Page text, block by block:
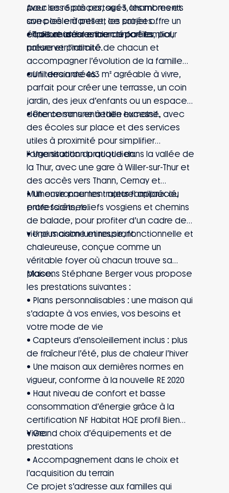
Avec ses 5 pièces, ses 3 chambres et
son poêle à pellet, ce projet offre un
équilibre idéal entre confort familial,
nature et praticité.
pour les repas partagés, les moments
avec les enfants et les soirées
chaleureuses autour du poêle.
• Trois chambres bien réparties, pour
préserver l’intimité de chacun et
accompagner l’évolution de la famille
au fil des années.
• Un terrain de 463 m² agréable à vivre,
parfait pour créer une terrasse, un coin
jardin, des jeux d’enfants ou un espace
détente sans entretien excessif.
• Une commune à taille humaine, avec
des écoles sur place et des services
utiles à proximité pour simplifier
l’organisation du quotidien.
• Une situation pratique dans la vallée de
la Thur, avec une gare à Willer-sur-Thur et
des accès vers Thann, Cernay et
Mulhouse pour les trajets familiaux ou
professionnels.
• Un environnement naturel apprécié,
entre forêts, reliefs vosgiens et chemins
de balade, pour profiter d’un cadre de
vie plus calme et respirant.
• Une maison lumineuse, fonctionnelle et
chaleureuse, conçue comme un
véritable foyer où chacun trouve sa
place.
Maisons Stéphane Berger vous propose
les prestations suivantes :
• Plans personnalisables : une maison qui
s’adapte à vos envies, vos besoins et
votre mode de vie
• Capteurs d’ensoleillement inclus : plus
de fraîcheur l’été, plus de chaleur l’hiver
• Une maison aux dernières normes en
vigueur, conforme à la nouvelle RE 2020
• Haut niveau de confort et basse
consommation d’énergie grâce à la
certification NF Habitat HQE profil Bien
Vivre
• Grand choix d’équipements et de
prestations
• Accompagnement dans le choix et
l’acquisition du terrain
Ce projet s’adresse aux familles qui